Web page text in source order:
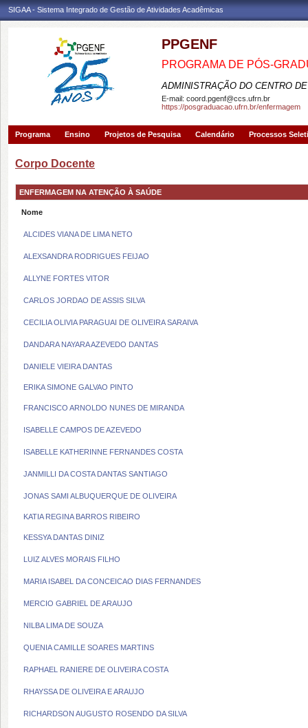
SIGAA - Sistema Integrado de Gestão de Atividades Acadêmicas
PPGENF
PROGRAMA DE PÓS-
ADMINISTRAÇÃO DO CENTRO
E-mail: coord.pgenf@ccs.ufrn.br
https://posgraduacao.ufrn.br/enfermagem
Programa Ensino Projetos de Pesquisa Calendário Processos
Corpo Docente
ENFERMAGEM NA ATENÇÃO À SAÚDE
Nome
ALCIDES VIANA DE LIMA NETO
ALEXSANDRA RODRIGUES FEIJAO
ALLYNE FORTES VITOR
CARLOS JORDAO DE ASSIS SILVA
CECILIA OLIVIA PARAGUAI DE OLIVEIRA SARAIVA
DANDARA NAYARA AZEVEDO DANTAS
DANIELE VIEIRA DANTAS
ERIKA SIMONE GALVAO PINTO
FRANCISCO ARNOLDO NUNES DE MIRANDA
ISABELLE CAMPOS DE AZEVEDO
ISABELLE KATHERINNE FERNANDES COSTA
JANMILLI DA COSTA DANTAS SANTIAGO
JONAS SAMI ALBUQUERQUE DE OLIVEIRA
KATIA REGINA BARROS RIBEIRO
KESSYA DANTAS DINIZ
LUIZ ALVES MORAIS FILHO
MARIA ISABEL DA CONCEICAO DIAS FERNANDES
MERCIO GABRIEL DE ARAUJO
NILBA LIMA DE SOUZA
QUENIA CAMILLE SOARES MARTINS
RAPHAEL RANIERE DE OLIVEIRA COSTA
RHAYSSA DE OLIVEIRA E ARAUJO
RICHARDSON AUGUSTO ROSENDO DA SILVA